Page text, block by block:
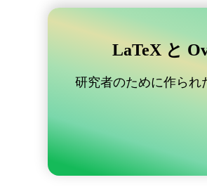
LaTeX と
研究者のために作られ